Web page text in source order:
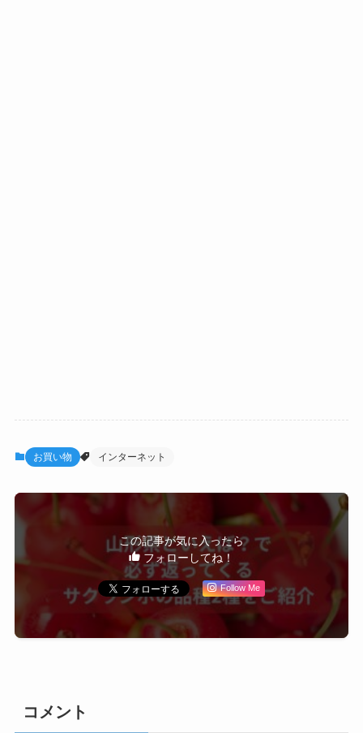
お買い物 インターネット
この記事が気に入ったら
フォローしてね！
Follow Me
コメント